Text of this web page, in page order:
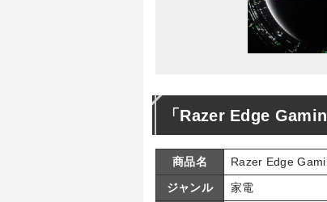
「Razer Edge
商品名
Razer Edge
ジャンル
家電